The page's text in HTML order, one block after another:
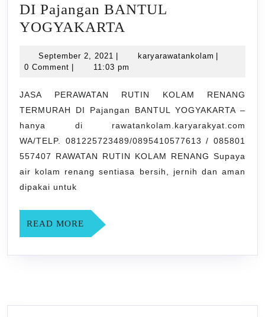
DI Pajangan BANTUL
YOGYAKARTA
RUTIN
RENANG
TERMURAH
DI
Pajangan
BANTUL
September 2, 2021 September
2,
| karyarawatankolam |
0 Comment | 11:03 pm
JASA PERAWATAN RUTIN KOLAM RENANG
TERMURAH DI Pajangan BANTUL YOGYAKARTA –
hanya di rawatankolam.karyarakyat.com
WA/TELP. 081225723489/0895410577613 / 085801
557407 RAWATAN RUTIN KOLAM RENANG Supaya
air kolam renang sentiasa bersih, jernih dan aman
dipakai untuk
READ MORE READ
MORE